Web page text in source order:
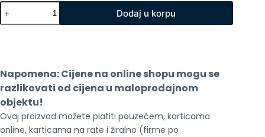
Smartwatch
Canyon
Bazilic
količina
Dodaj u korpu
Napomena: Cijene na online shopu mogu se
razlikovati od cijena u maloprodajnom
objektu!
Ovaj proizvod možete platiti pouzećem, karticama
online, karticama na rate i žiralno (firme po